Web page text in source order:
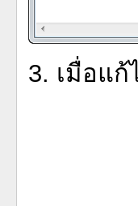
3. เมื่อแก้